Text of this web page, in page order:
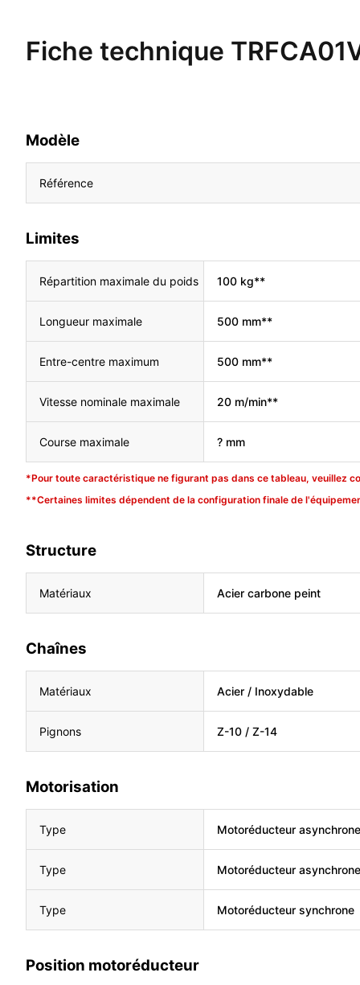
Fiche technique
Modèle
Référence
Limites
Répartition maximale du poids 100 kg**
Longueur maximale 500 mm**
Entre-centre maximum 500 mm**
Vitesse nominale maximale 20 m/min**
Course maximale ? mm
*Pour toute caractéristique ne figurant pas dans ce tableau, veuillez
**Certaines limites dépendent de la configuration finale de
Structure
Matériaux Acier carbone peint
Chaînes
Matériaux Acier / Inoxydable
Pignons Z-10 / Z-14
Motorisation
Type Motoréducteur asynchrone
Type Motoréducteur asynchrone
Type Motoréducteur synchrone
Position motoréducteur